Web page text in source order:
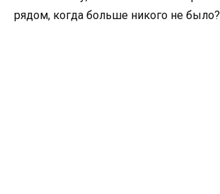
рядом, когда больше никого не было?